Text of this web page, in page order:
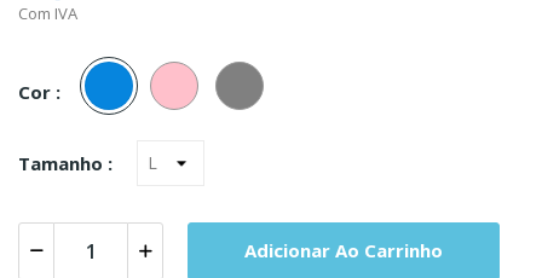
Com IVA
Cor :
Azul Rosa
Tamanho :
Adicionar Ao Carrinho